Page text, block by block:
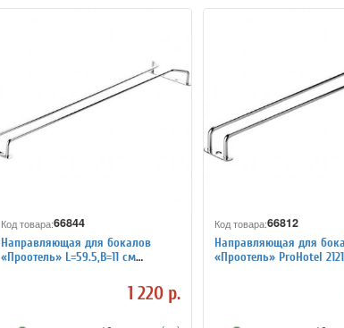
Код товара:66844
Направляющая для бокалов
«Проотель» L=59.5,B=11 см
1 220 р.
Код товара:66812
Направляющая для
«Проотель» ProHotel